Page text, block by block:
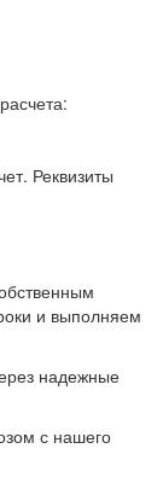
Реквизиты
и выполняем
надежные
с нашего